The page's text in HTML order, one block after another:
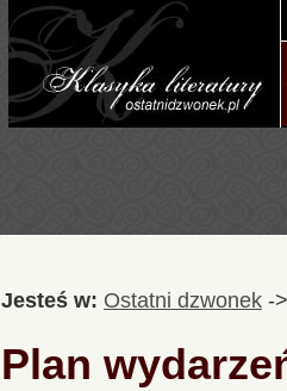
Jesteś w: Ostatni dzwonek ->
Plan